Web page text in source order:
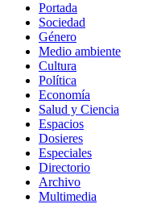
Portada
Sociedad
Género
Medio ambiente
Cultura
Política
Economía
Salud y Ciencia
Espacios
Dosieres
Especiales
Directorio
Archivo
Multimedia